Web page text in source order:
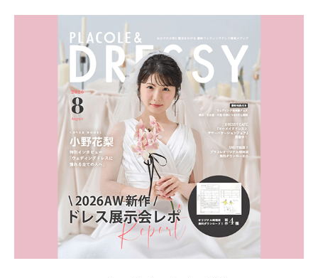
内容：特典金額・条件・応募方法・注意点 「どこが
一番お得？」「プラコレの特典は？」といった疑問も
解決します。 まずは診断で候補を絞れる「ウェディ
ング診断」か、体験型 […]
続きを読む